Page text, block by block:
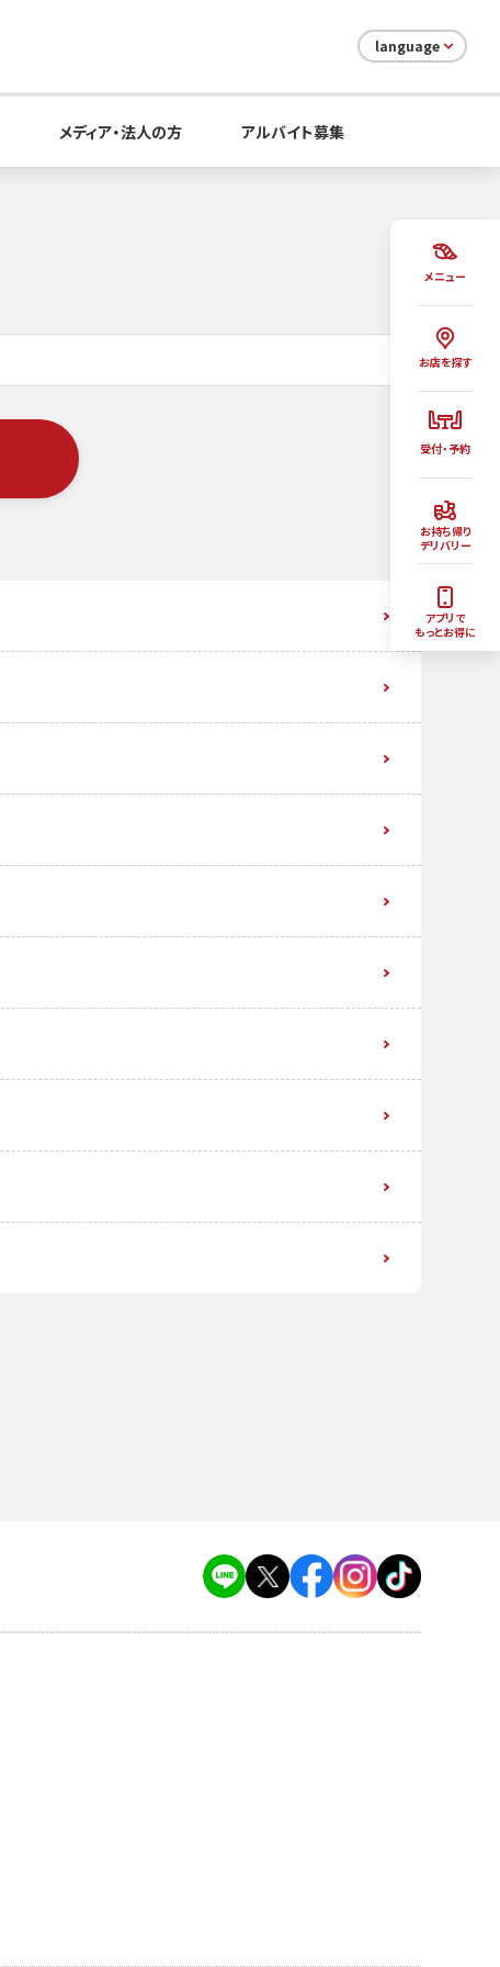
メニュー
お店を探す
受付・予約
お持ち帰り
デリバリー
アプリで
もっとお得に
language
メディア・法人の方 アルバイト募集